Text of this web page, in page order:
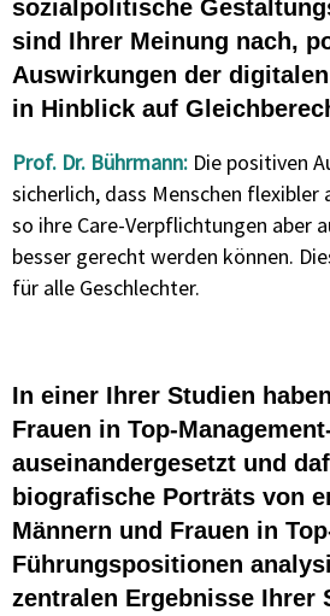
sozialpolitische
sind Ihrer Meinung nach,
Auswirkungen der
in Hinblick auf
Prof. Dr. Bührmann: Die positiven
sicherlich, dass Menschen flexibler
so ihre Care-Verpflichtungen aber
besser gerecht werden können.
für alle Geschlechter.
In einer Ihrer Studien
Frauen in Top-
auseinandergesetzt und
biografische Porträts von
Männern und Frauen in
Führungspositionen
zentralen Ergebnisse Ihrer